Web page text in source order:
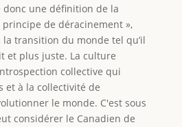
donc une définition de la
de déracinement »,
la transition du monde tel qu’il
et plus juste. La culture
collective qui
et à la collectivité de
le monde. C'est sous
considérer le Canadien de